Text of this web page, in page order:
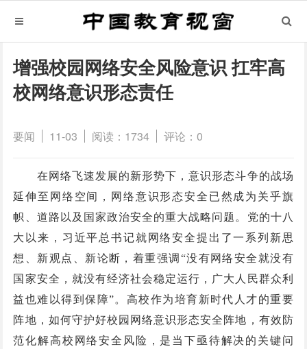
增强校园网络安全风险意识 扛牢高
校网络意识形态责任
要闻 11-03 阅读：1734 评论：0
在网络飞速发展的新形势下，意识形态斗争的战场
延伸至网络空间，网络意识形态安全已然成为关乎旗
帜、道路以及国家政治安全的重大战略问题。党的十八
大以来，习近平总书记就网络安全提出了一系列新思
想、新观点、新论断，着重强调“没有网络安全就没有
国家安全，就没有经济社会稳定运行，广大人民群众利
益也难以得到保障”。高校作为培育新时代人才的重要
阵地，如何守护好校园网络意识形态安全阵地，有效防
范化解高校网络安全风险，是当下亟待解决的关键问